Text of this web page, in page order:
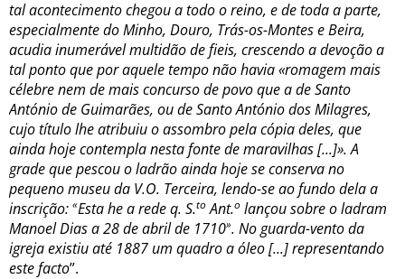
tal acontecimento chegou a todo o reino, e de toda a parte,
especialmente do Minho, Douro, Trás-os-Montes e Beira,
acudia inumerável multidão de fieis, crescendo a devoção a
tal ponto que por aquele tempo não havia «romagem mais
célebre nem de mais concurso de povo que a de Santo
António de Guimarães, ou de Santo António dos Milagres,
cujo título lhe atribuiu o assombro pela cópia deles, que
ainda hoje contempla nesta fonte de maravilhas [...]». A
grade que pescou o ladrão ainda hoje se conserva no
pequeno museu da V.O. Terceira, lendo-se ao fundo dela a
inscrição: «Esta he a rede q. S.toAnt.o lançou sobre o ladram
Manoel Dias a 28 de abril de 1710». No guarda-vento da
igreja existiu até 1887 um quadro a óleo [...] representando
este facto”.